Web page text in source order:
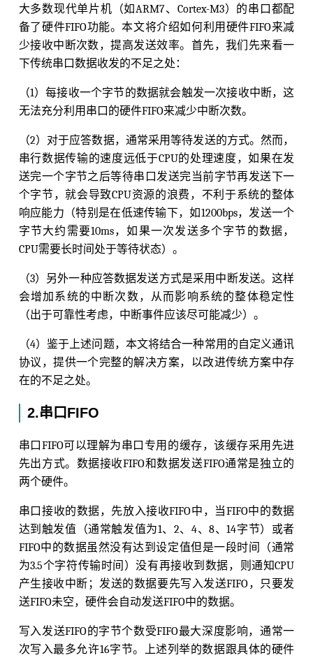
大多数现代单片机（如ARM7、Cortex-M3）的串口都配
备了硬件FIFO功能。本文将介绍如何利用硬件FIFO来减
少接收中断次数，提高发送效率。首先，我们先来看一
下传统串口数据收发的不足之处：
（1）每接收一个字节的数据就会触发一次接收中断，这
无法充分利用串口的硬件FIFO来减少中断次数。
（2）对于应答数据，通常采用等待发送的方式。然而，
串行数据传输的速度远低于CPU的处理速度，如果在发
送完一个字节之后等待串口发送完当前字节再发送下一
个字节，就会导致CPU资源的浪费，不利于系统的整体
响应能力（特别是在低速传输下，如1200bps，发送一个
字节大约需要10ms，如果一次发送多个字节的数据，
CPU需要长时间处于等待状态）。
（3）另外一种应答数据发送方式是采用中断发送。这样
会增加系统的中断次数，从而影响系统的整体稳定性
（出于可靠性考虑，中断事件应该尽可能减少）。
（4）鉴于上述问题，本文将结合一种常用的自定义通讯
协议，提供一个完整的解决方案，以改进传统方案中存
在的不足之处。
2.串口FIFO
串口FIFO可以理解为串口专用的缓存，该缓存采用先进
先出方式。数据接收FIFO和数据发送FIFO通常是独立的
两个硬件。
串口接收的数据，先放入接收FIFO中，当FIFO中的数据
达到触发值（通常触发值为1、2、4、8、14字节）或者
FIFO中的数据虽然没有达到设定值但是一段时间（通常
为3.5个字符传输时间）没有再接收到数据，则通知CPU
产生接收中断；发送的数据要先写入发送FIFO，只要发
送FIFO未空，硬件会自动发送FIFO中的数据。
写入发送FIFO的字节个数受FIFO最大深度影响，通常一
次写入最多允许16字节。上述列举的数据跟具体的硬件